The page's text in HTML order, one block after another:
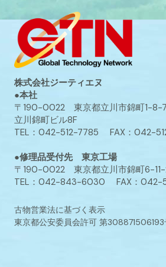
株式会社ジーティエヌ
●本社
〒190-0022 東京都立川市錦町1-8-7
立川錦町ビル8F
TEL：042-512-7785 FAX：042-
●修理品受付先 東京工場
〒190-0022 東京都立川市錦町6-11-
TEL：042-843-6030 FAX：042-
古物営業法に基づく表示
東京都公安委員会許可 第308871506193